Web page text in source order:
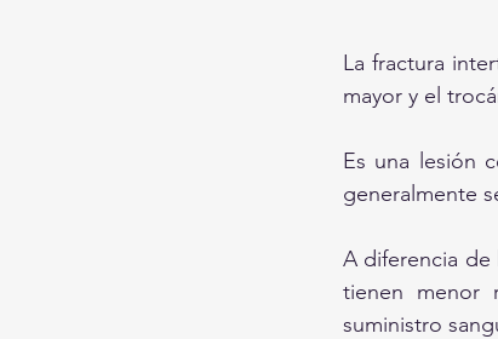
La fractura
mayor y el
Es una lesión
generalmente
A diferencia de
tienen menor
suministro